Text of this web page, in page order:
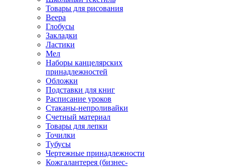
Товары для рисования
Веера
Глобусы
Закладки
Ластики
Мел
Наборы канцелярских
принадлежностей
Обложки
Подставки для книг
Расписание уроков
Стаканы-непроливайки
Счетный материал
Товары для лепки
Точилки
Тубусы
Чертежные принадлежности
Кожгалантерея (бизнес-